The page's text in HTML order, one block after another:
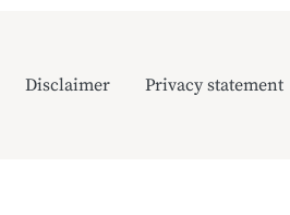
Disclaimer Privacy statement